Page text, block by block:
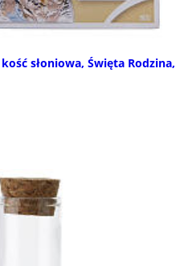
słoniowa, Święta Rodzina,